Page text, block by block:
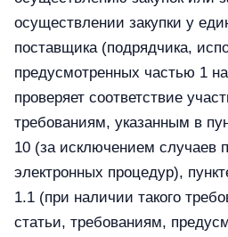
осуществлении закупки у
поставщика (подрядчика,
предусмотренных частью 1
проверяет соответствие
требованиям, указанным в
10 (за исключением случаев
электронных процедур),
1.1 (при наличии такого
статьи, требованиям,